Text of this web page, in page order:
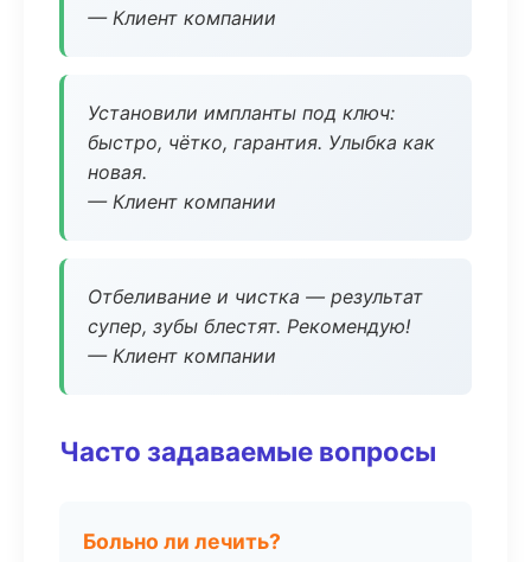
— Клиент компании
Установили импланты под ключ:
быстро, чётко, гарантия. Улыбка как
новая.
— Клиент компании
Отбеливание и чистка — результат
супер, зубы блестят. Рекомендую!
— Клиент компании
Часто задаваемые вопросы
Больно ли лечить?